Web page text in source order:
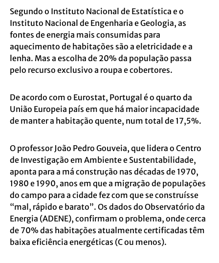
Segundo o Instituto Nacional de Estatística e o
Instituto Nacional de Engenharia e Geologia, as
fontes de energia mais consumidas para
aquecimento de habitações são a eletricidade e a
lenha. Mas a escolha de 20% da população passa
pelo recurso exclusivo a roupa e cobertores.
De acordo com o Eurostat, Portugal é o quarto da
União Europeia país em que há maior incapacidade
de manter a habitação quente, num total de 17,5%.
O professor João Pedro Gouveia, que lidera o Centro
de Investigação em Ambiente e Sustentabilidade,
aponta para a má construção nas décadas de 1970,
1980 e 1990, anos em que a migração de populações
do campo para a cidade fez com que se construísse
“mal, rápido e barato”. Os dados do Observatório da
Energia (ADENE), confirmam o problema, onde cerca
de 70% das habitações atualmente certificadas têm
baixa eficiência energéticas (C ou menos).